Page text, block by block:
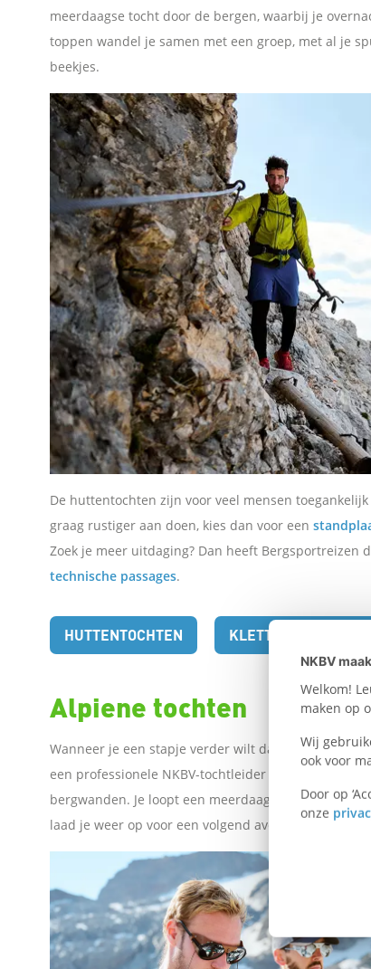
NKBV
Welkom!
maken op
Wij
ook voor
Door op
onze
L
i
n
k
e
d
I
n
W
h
t
s
A
p
n
k
o
meerdaagse tocht door de bergen, waarbij je
toppen wandel je samen met een groep, met al je
beekjes.
De huttentochten zijn voor veel mensen
graag rustiger aan doen, kies dan voor een
Zoek je meer uitdaging? Dan heeft Bergsportreizen
technische passages.
HUTTENTOCHTEN
Alpiene tochten
Wanneer je een stapje verder wilt dan
een professionele NKBV-tochtleider of berggids
bergwanden. Je loopt een meerdaagse tocht in het
laad je weer op voor een volgend avontuur.